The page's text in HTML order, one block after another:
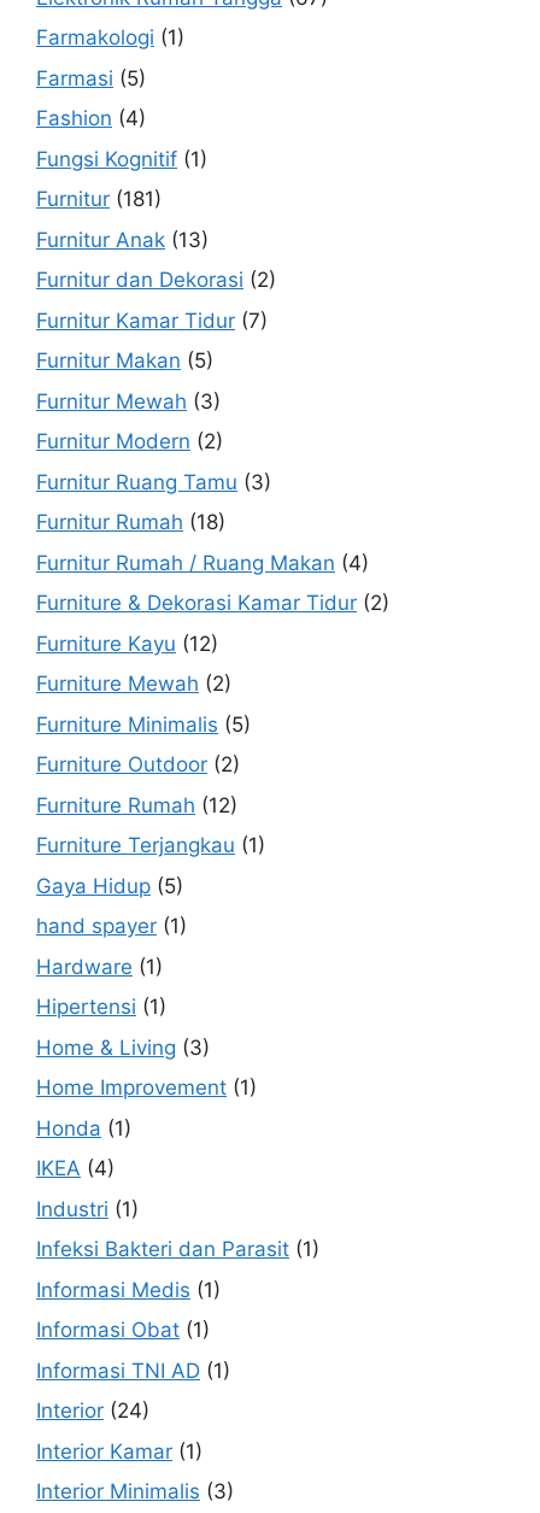
Farmakologi (1)
Farmasi (5)
Fashion (4)
Fungsi Kognitif (1)
Furnitur (181)
Furnitur Anak (13)
Furnitur dan Dekorasi (2)
Furnitur Kamar Tidur (7)
Furnitur Makan (5)
Furnitur Mewah (3)
Furnitur Modern (2)
Furnitur Ruang Tamu (3)
Furnitur Rumah (18)
Furnitur Rumah / Ruang Makan (4)
Furniture & Dekorasi Kamar Tidur (2)
Furniture Kayu (12)
Furniture Mewah (2)
Furniture Minimalis (5)
Furniture Outdoor (2)
Furniture Rumah (12)
Furniture Terjangkau (1)
Gaya Hidup (5)
hand spayer (1)
Hardware (1)
Hipertensi (1)
Home & Living (3)
Home Improvement (1)
Honda (1)
IKEA (4)
Industri (1)
Infeksi Bakteri dan Parasit (1)
Informasi Medis (1)
Informasi Obat (1)
Informasi TNI AD (1)
Interior (24)
Interior Kamar (1)
Interior Minimalis (3)